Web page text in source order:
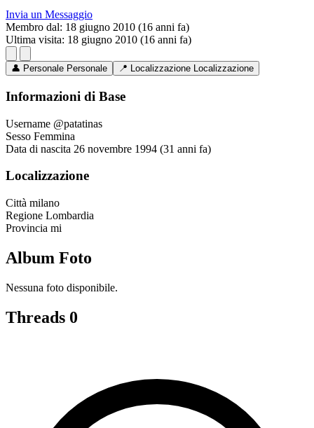
Invia un Messaggio
Membro dal: 18 giugno 2010 (16 anni fa)
Ultima visita: 18 giugno 2010 (16 anni fa)
👤 Personale Personale 📍 Localizzazione Localizzazione
Informazioni di Base
Username @patatinas
Sesso Femmina
Data di nascita 26 novembre 1994 (31 anni fa)
Localizzazione
Città milano
Regione Lombardia
Provincia mi
Album Foto
Nessuna foto disponibile.
Threads 0